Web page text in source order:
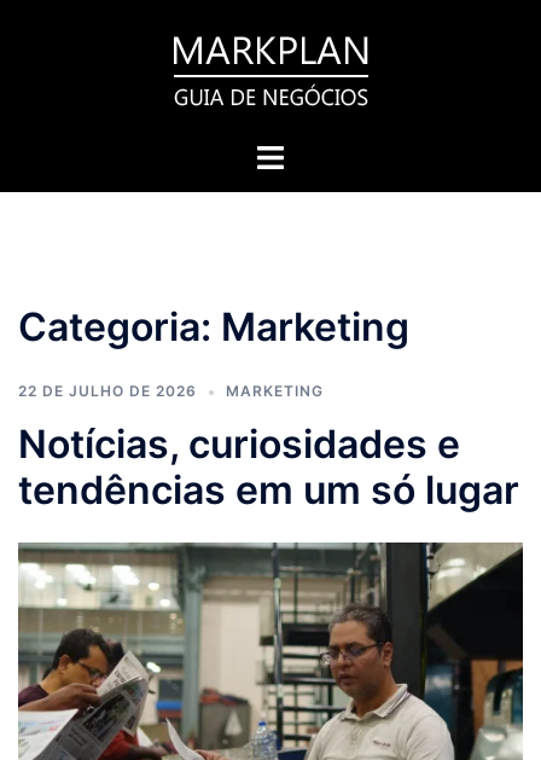
Toggle
Categoria: Marketing
22 DE JULHO DE 2026 MARKETING
Notícias, curiosidades e
tendências em um só lugar